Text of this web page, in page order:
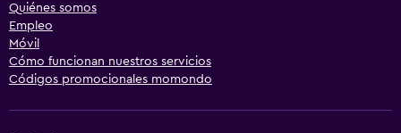
Quiénes somos
Empleo
Móvil
Cómo funcionan nuestros servicios
Códigos promocionales momondo